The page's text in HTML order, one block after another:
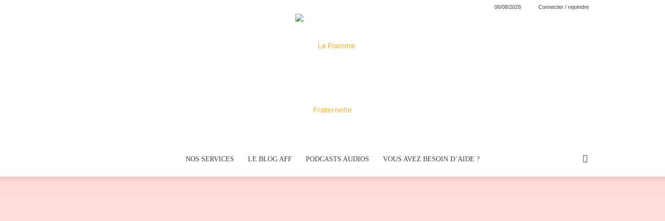
06/08/2026 Connecter / rejoindre
NOS SERVICES LE BLOG AFF PODCASTS AUDIOS VOUS AVEZ BESOIN D’AIDE ?